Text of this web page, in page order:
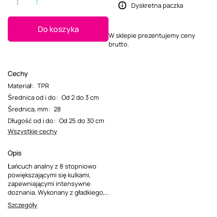
Do koszyka
Cechy
Materiał: TPR
Średnica od i do: Od 2 do 3 cm
Średnica, mm: 28
Długość od i do: Od 25 do 30 cm
Wszystkie cechy
Opis
Łańcuch analny z 8 stopniowo
powiększającymi się kulkami,
zapewniającymi intensywne
doznania. Wykonany z gładkiego,
hipoalergicznego materiału bez
ftalanów. Całkowita długość
Szczegóły
Dyskretna paczka
W sklepie prezentujemy ceny
brutto.